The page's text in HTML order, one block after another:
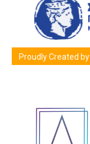
Proudly Created by